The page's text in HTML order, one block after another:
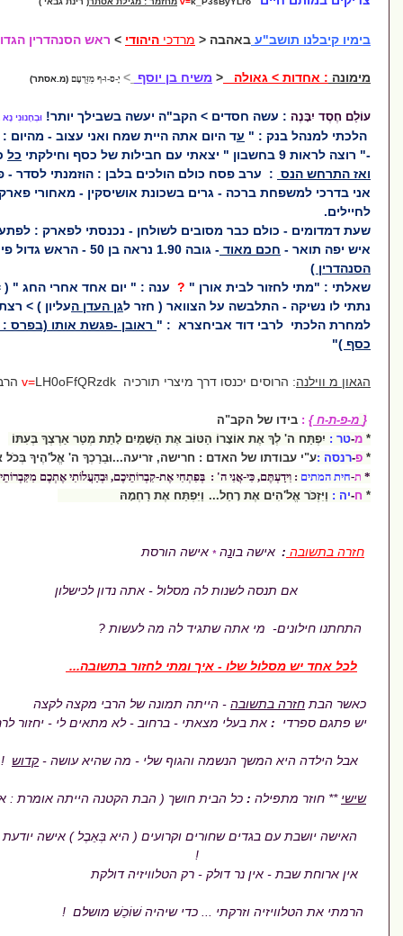
באהבה< מרדכי היהודי >ראש הסנהדרין הגדולה
<משיח בן יוסף > יָ-ס-וּ-ף מִזַּרְעָם (מ.אסתר)
חסדים > הקב"ה יעשה בשבילך יותר!וּבְחָנוּנִי נָא בָּזֹאת אָמַר ה'
ד היום אתה היית שמח ואני עצוב - מהיום : אני שמח...
כלכספי לעניים .
ערב פסח כולם הולכים בלבן : הוזמנתי לסדר - פסח
- גרים בשכונת אושיסקין - מאחורי פארק הזיכרון
כבר מסובים לשולחן - נכנסתי לפארק : לפתע צועד לקראתי -
מאוד- גובה 1.90 נראה בן 50 - הראש גדול פי 2 ( ראש
לבית אורן " ?ענה : " יום אחד אחרי החג " ( = במימונה )
על הצוואר ( חזר לגן העדן ה עליון ) > רצתי לסדר-פסח.
דוד אביחצרא : "ראובן -פגשת אותו (בפרס : הגלימה צבע
יכנסו דרך מיצרי תורכיה v=LH0oFfQRzdk הרב זמיר כהן
הקב"ה
אוֹצָרוֹ הַטּוֹב אֶת הַשָּׁמַיִם לָתֵת מְטַר אַרְצְךָ בְּעִתּוֹ
של האדם : חרישה, זריעה...וּבֵרַכְךָ ה' אֱלֹ'הֶיךָ בְּכֹל אֲשֶׁר תַּעֲשֶׂה
כִּי-אֲנִי ה' : בְּפִתְחִי אֶת-קִבְרוֹתֵיכֶם, וּבְהַעֲלוֹתִי אֶתְכֶם מִקִּבְרוֹתֵיכֶם
אֶת רָחֵל... וַיִּפְתַּח אֶת רַחְמָהּ
ה*אישה הורסת
לה מסלול - אתה נדון לכישלון
מי אתה שתגיד לה מה לעשות ?
שלו - איך ומתי לחזור בתשובה...
- הייתה תמונה של הרבי מקצה לקצה
בעלי מצאתי - ברחוב - לא מתאים לי - יחזור לרחוב
הנשמה והגוף שלי - מה שהיא עושה -קדוש!
כל הבית חושך ( הבת הקטנה הייתה אומרת : אבא שׁוֹכֵשׁ )
שחורים וקרועים ( היא בְּאֵבֶל ) אישה יודעת איך להכשיל אותך
!
- אין נר דולק - רק הטלוויזיה דולקת
וזרקתי ... כדי שיהיה שׁוֹכֵשׁ מושלם !